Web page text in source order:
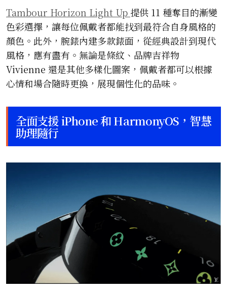
Tambour Horizon Light Up 提供 11 種奪目的漸變
色彩選擇，讓每位佩戴者都能找到最符合自身風格的
顏色。此外，腕錶內建多款錶面，從經典設計到現代
風格，應有盡有。無論是條紋、品牌吉祥物
Vivienne 還是其他多樣化圖案，佩戴者都可以根據
心情和場合隨時更換，展現個性化的品味。
全面支援 iPhone 和 HarmonyOS，智慧
助理隨行